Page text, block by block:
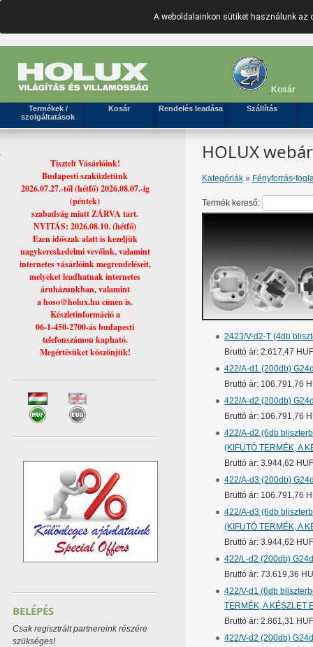
A weboldalainkon sütiket használunk
Kosár
Termékek /
szolgáltatások
Kosár Rendelés leadása Szállítás
HOLUX
Kategóriák» Fényforrás-
Termék kereső:
2423/V-d2-T (4db
Bruttó ár: 2.617,47 HUF
422/A-d1 (200db)
Bruttó ár: 106.791,76
422/A-d2 (200db)
Bruttó ár: 106.791,76
422/A-d2 (6db
(KIFUTÓ TERMÉK, A
Bruttó ár: 3.944,62 HUF
422/A-d3 (200db)
Bruttó ár: 106.791,76
422/A-d3 (6db
(KIFUTÓ TERMÉK, A
Bruttó ár: 3.944,62 HUF
422/L-d2 (200db)
Bruttó ár: 73.619,36
422/V-d1 (6db
TERMÉK, A KÉSZLET
Bruttó ár: 2.861,31 HUF
422/V-d2 (200db)
Tisztelt Vásárlóink!
Budapesti szaküzletünk
2026.07.27.-től (hétfő) 2026.08.07.-ig
(péntek)
szabadság miatt ZÁRVA tart.
NYITÁS: 2026.08.10. (hétfő)
Ezen időszak alatt is kezeljük
nagykereskedelmi vevőink, valamint
internetes vásárlóink megrendeléseit,
melyeket leadhatnak internetes
áruházunkban, valamint
a hoso@holux.hu címen is.
Készletinformáció a
06-1-450-2700-ás budapesti
telefonszámon kapható.
Megértésüket köszönjük!
BELÉPÉS
Csak regisztrált partnereink részére
szükséges!